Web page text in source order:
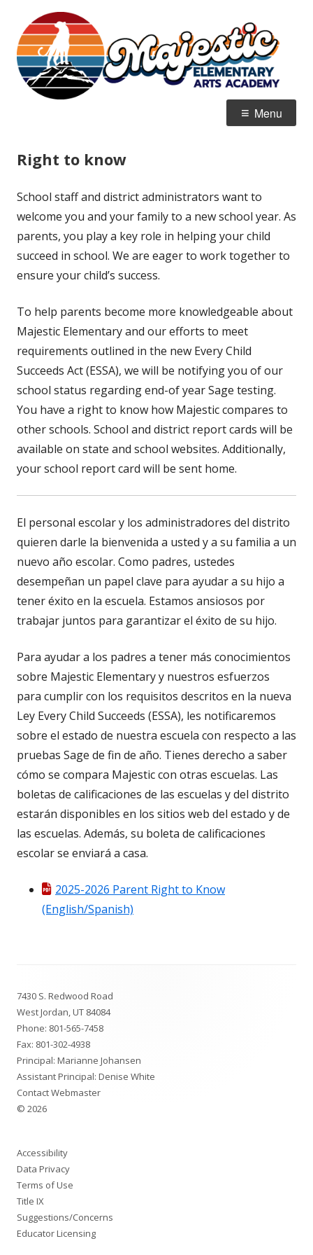
content
Home of the Mountain Lions
Menu
Right to know
School staff and district administrators want to
welcome you and your family to a new school year. As
parents, you play a key role in helping your child
succeed in school. We are eager to work together to
ensure your child’s success.
To help parents become more knowledgeable about
Majestic Elementary and our efforts to meet
requirements outlined in the new Every Child
Succeeds Act (ESSA), we will be notifying you of our
school status regarding end-of year Sage testing.
You have a right to know how Majestic compares to
other schools. School and district report cards will be
available on state and school websites. Additionally,
your school report card will be sent home.
El personal escolar y los administradores del distrito
quieren darle la bienvenida a usted y a su familia a un
nuevo año escolar. Como padres, ustedes
desempeñan un papel clave para ayudar a su hijo a
tener éxito en la escuela. Estamos ansiosos por
trabajar juntos para garantizar el éxito de su hijo.
Para ayudar a los padres a tener más conocimientos
sobre Majestic Elementary y nuestros esfuerzos
para cumplir con los requisitos descritos en la nueva
Ley Every Child Succeeds (ESSA), les notificaremos
sobre el estado de nuestra escuela con respecto a las
pruebas Sage de fin de año. Tienes derecho a saber
cómo se compara Majestic con otras escuelas. Las
boletas de calificaciones de las escuelas y del distrito
estarán disponibles en los sitios web del estado y de
las escuelas. Además, su boleta de calificaciones
escolar se enviará a casa.
2025-2026 Parent Right to Know
(English/Spanish)
Content
7430 S. Redwood Road
West Jordan, UT 84084
Phone: 801-565-7458
Fax: 801-302-4938
Principal: Marianne Johansen
Assistant Principal: Denise White
Contact Webmaster
© 2026
Accessibility
Data Privacy
Terms of Use
Title IX
Suggestions/Concerns
Educator Licensing